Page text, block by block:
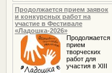
Продолжается прием заявок
и конкурсных работ на
участие в Фестивале
«Ладошка-2026»
Продолжается
прием
творческих
работ для
участия в XIII